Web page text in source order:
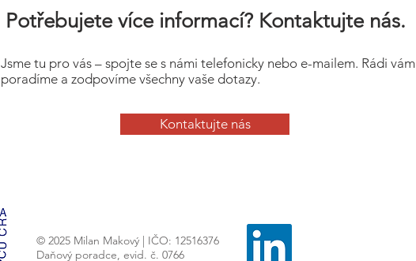
Potřebujete více informací? Kontaktujte nás.
Jsme tu pro vás – spojte se s námi telefonicky nebo e-mailem. Rádi vám
poradíme a zodpovíme všechny vaše dotazy.
Kontaktujte nás
© 2025 Milan Makový | IČO: 12516376
Daňový poradce, evid. č. 0766